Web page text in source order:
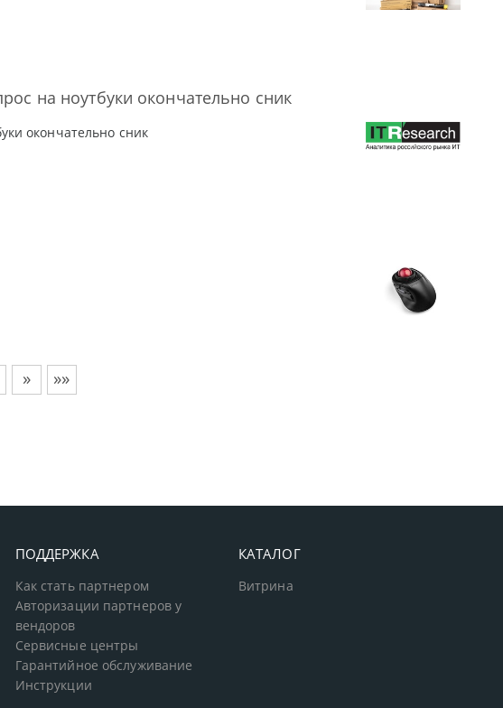
на ноутбуки окончательно сник
окончательно сник
» »»
ПОДДЕРЖКА
Как стать партнером
Авторизации партнеров у
вендоров
Сервисные центры
Гарантийное обслуживание
Инструкции
КАТАЛОГ
Витрина